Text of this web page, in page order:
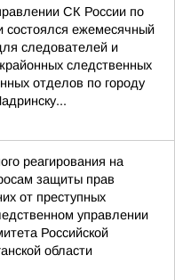
СК России по
состоялся ежемесячный
следователей и
следственных
отделов по городу
реагирования на
защиты прав
от преступных
управлении
Российской
области